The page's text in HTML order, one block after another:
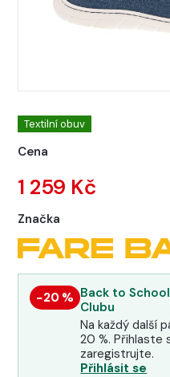
Textilní obuv
Cena
1 259 Kč
Značka
−20 % Back to
Clubu
Na každý další
20 %. Přihlaste
zaregistrujte.
Přihlásit se